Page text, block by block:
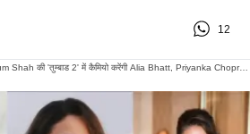
12
Tumbbad 2: Sohum Shah की 'तुम्बाड 2' में कैमियो करेंगी Alia Bhatt, Priyanka Chopra समेत इन अभिनेत्रियों पर मेकर्स कर रहे विचार